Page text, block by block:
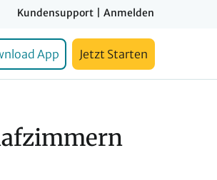
Kundensupport Anmelden
App Jetzt Starten